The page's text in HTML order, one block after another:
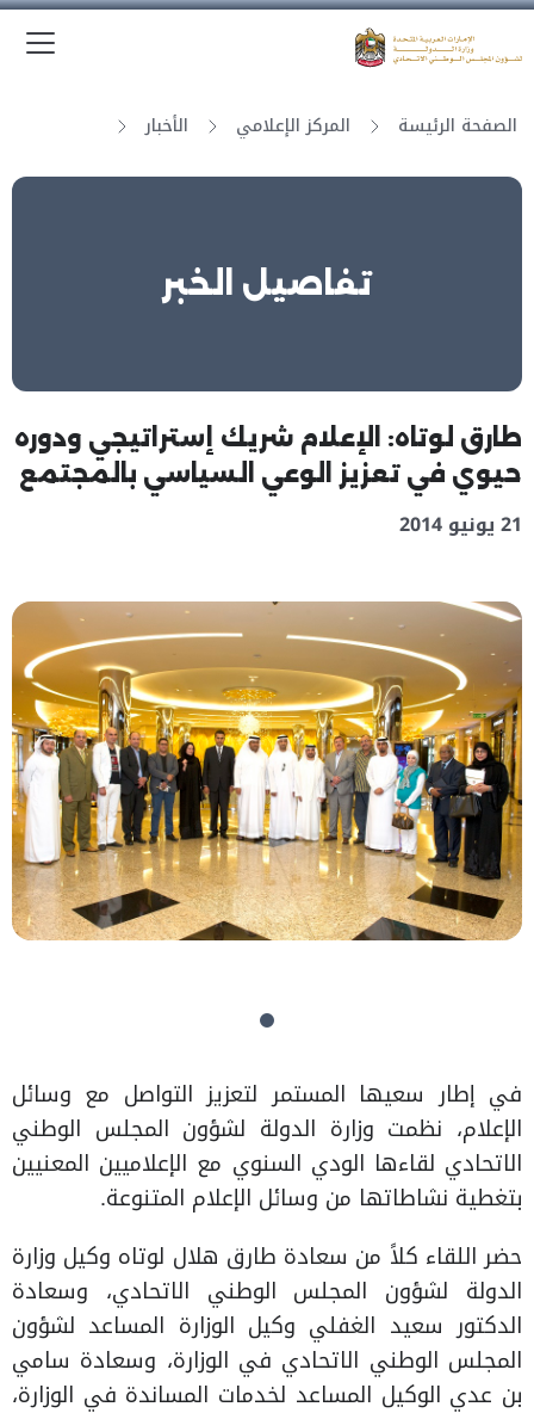
الصفحة الرئيسة المركز الإعلامي الأخبار
تفاصيل الخبر
طارق لوتاه: الإعلام شريك إستراتيجي ودوره
حيوي في تعزيز الوعي السياسي بالمجتمع
21 يونيو 2014
في إطار سعيها المستمر لتعزيز التواصل مع وسائل
الإعلام، نظمت وزارة الدولة لشؤون المجلس الوطني
الاتحادي لقاءها الودي السنوي مع الإعلاميين المعنيين
بتغطية نشاطاتها من وسائل الإعلام المتنوعة.
حضر اللقاء كلاً من سعادة طارق هلال لوتاه وكيل وزارة
الدولة لشؤون المجلس الوطني الاتحادي، وسعادة
الدكتور سعيد الغفلي وكيل الوزارة المساعد لشؤون
المجلس الوطني الاتحادي في الوزارة، وسعادة سامي
بن عدي الوكيل المساعد لخدمات المساندة في الوزارة،